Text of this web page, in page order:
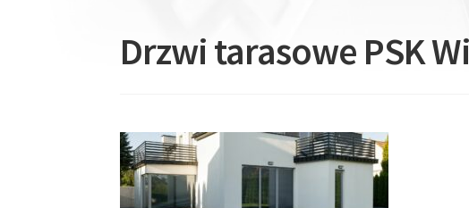
Drzwi tarasowe PSK